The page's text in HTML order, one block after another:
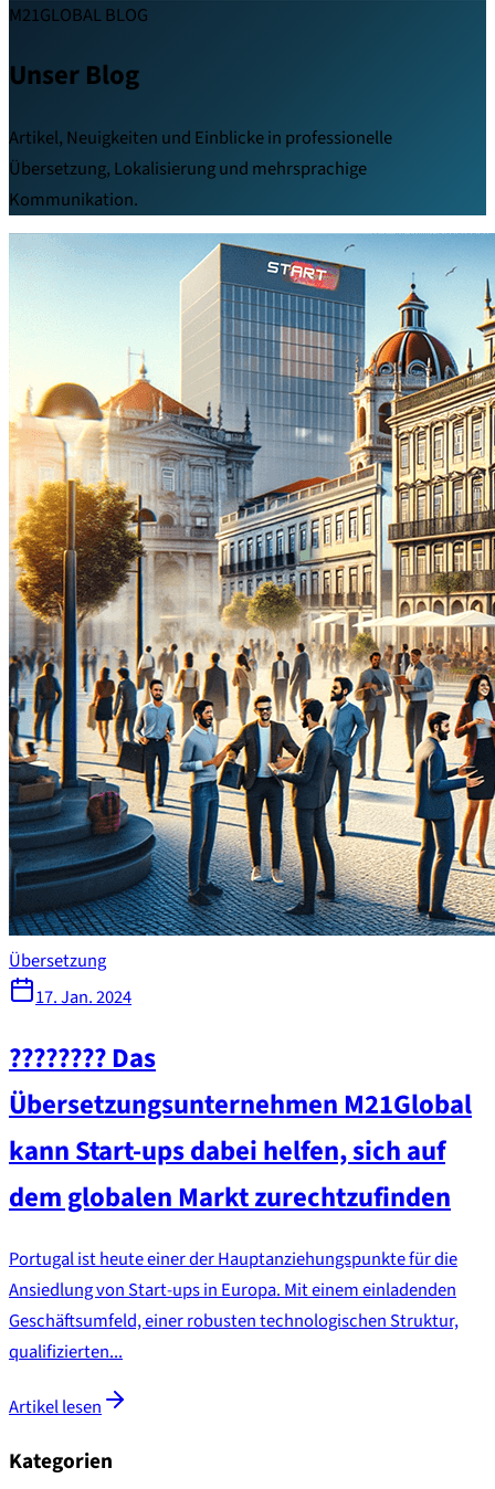
M21GLOBAL BLOG
Unser Blog
Artikel, Neuigkeiten und Einblicke in professionelle
Übersetzung, Lokalisierung und mehrsprachige
Kommunikation.
Übersetzung
17. Jan. 2024
???????? Das
Übersetzungsunternehmen M21Global
kann Start-ups dabei helfen, sich auf
dem globalen Markt zurechtzufinden
Portugal ist heute einer der Hauptanziehungspunkte für die
Ansiedlung von Start-ups in Europa. Mit einem einladenden
Geschäftsumfeld, einer robusten technologischen Struktur,
qualifizierten...
Artikel lesen
Kategorien